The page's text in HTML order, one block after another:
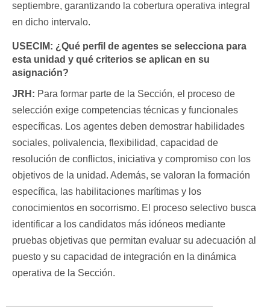
septiembre, garantizando la cobertura operativa integral
en dicho intervalo.
USECIM: ¿Qué perfil de agentes se selecciona para
esta unidad y qué criterios se aplican en su
asignación?
JRH: Para formar parte de la Sección, el proceso de
selección exige competencias técnicas y funcionales
específicas. Los agentes deben demostrar habilidades
sociales, polivalencia, flexibilidad, capacidad de
resolución de conflictos, iniciativa y compromiso con los
objetivos de la unidad. Además, se valoran la formación
específica, las habilitaciones marítimas y los
conocimientos en socorrismo. El proceso selectivo busca
identificar a los candidatos más idóneos mediante
pruebas objetivas que permitan evaluar su adecuación al
puesto y su capacidad de integración en la dinámica
operativa de la Sección.